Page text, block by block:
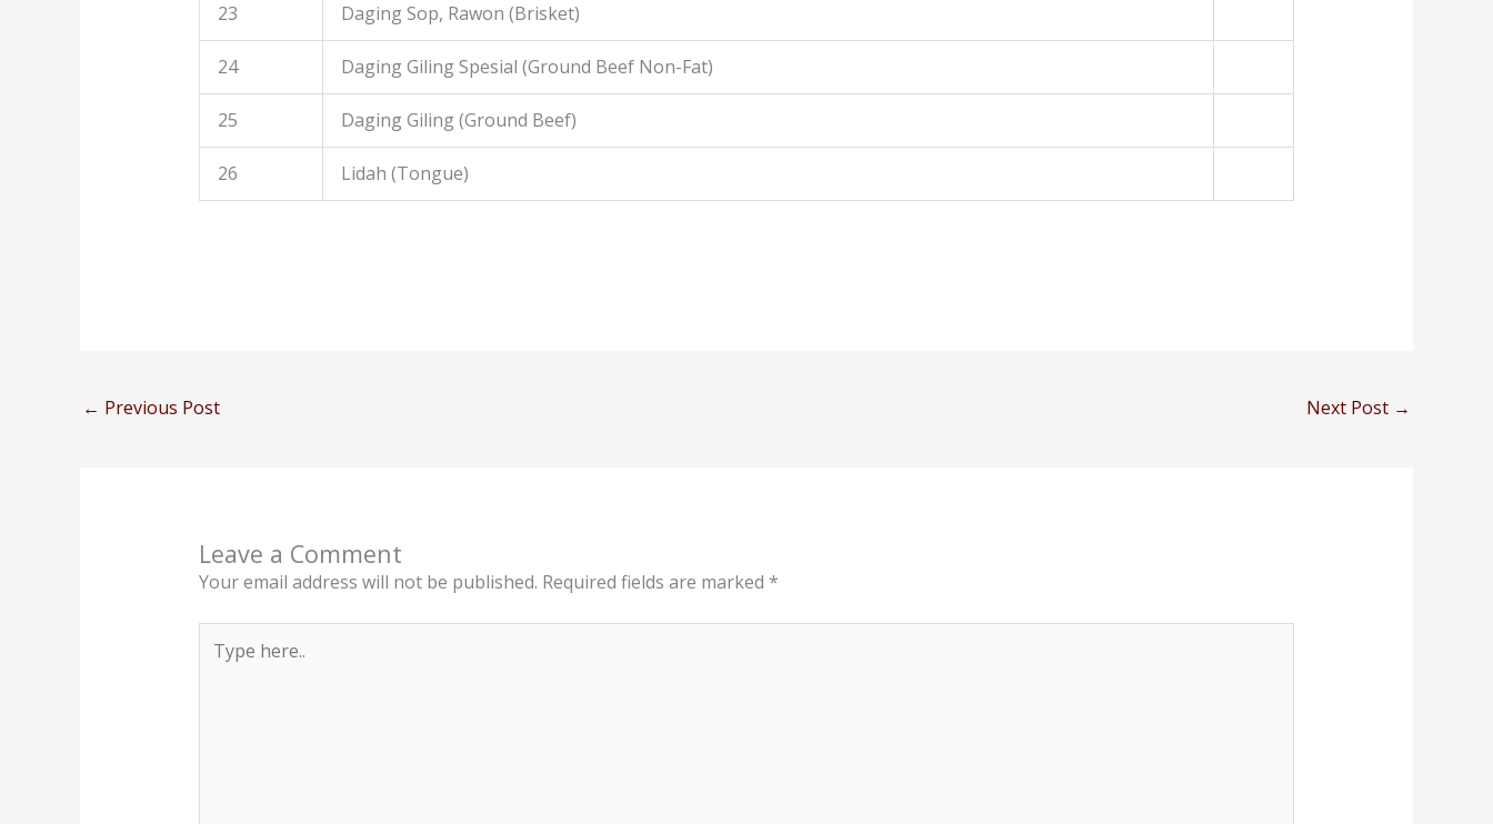
23 Daging Sop, Rawon (Brisket)
24 Daging Giling Spesial (Ground Beef Non-Fat)
25 Daging Giling (Ground Beef)
26 Lidah (Tongue)
← Previous Post Next Post →
Leave a Comment
Your email address will not be published. Required fields are marked *
here..